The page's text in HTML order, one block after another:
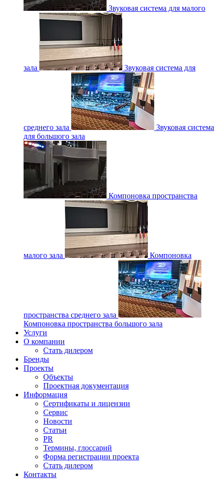
Звуковая система для малого
зала Звуковая система для
среднего зала
Звуковая система
для большого зала
Компоновка пространства
малого зала Компоновка
пространства среднего зала
Компоновка пространства большого зала
Услуги
О компании
Стать дилером
Бренды
Проекты
Объекты
Проектная документация
Информация
Сертификаты и лицензии
Сервис
Новости
Статьи
PR
Термины, глоссарий
Форма регистрации проекта
Стать дилером
Контакты